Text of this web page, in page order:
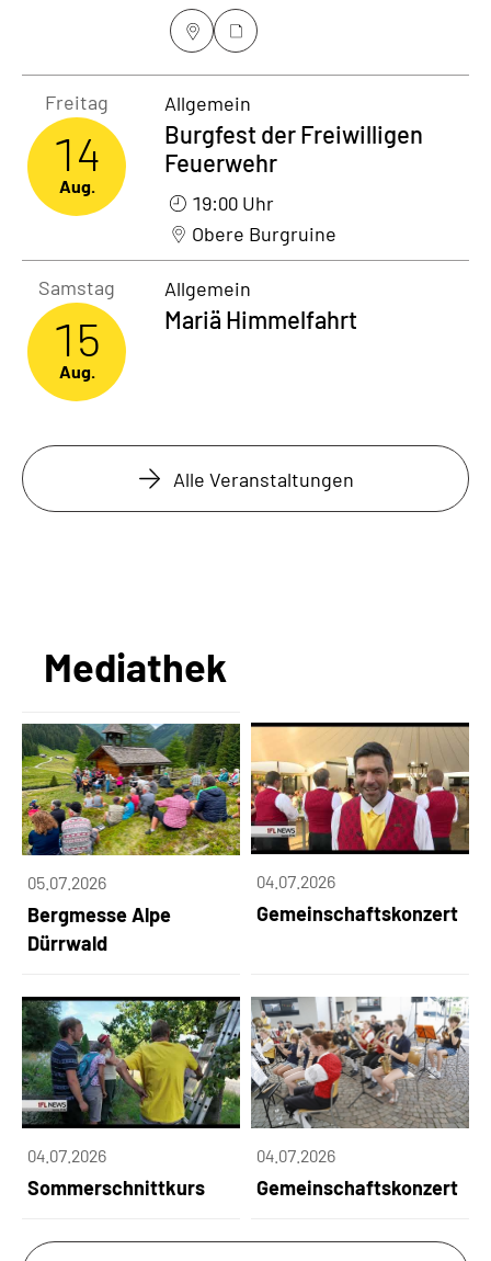
Freitag
14
Aug.
Burgfest der Freiwilligen
Feuerwehr
Allgemein
19:00 Uhr
Obere Burgruine
Samstag
15
Aug.
Mariä Himmelfahrt
Allgemein
Alle Veranstaltungen
Mediathek
05.07.2026
Bergmesse Alpe
Dürrwald
04.07.2026
Gemeinschaftskonzert
04.07.2026
Sommerschnittkurs
04.07.2026
Gemeinschaftskonzert